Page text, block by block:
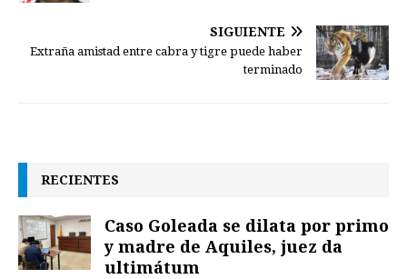
SIGUIENTE
Extraña amistad entre cabra y tigre puede haber
terminado
RECIENTES
Caso Goleada se dilata por primo
y madre de Aquiles, juez da
ultimátum